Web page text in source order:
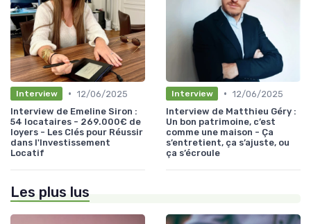
Interview • 12/06/2025
Interview de Emeline Siron :
54 locataires - 269.000€ de
loyers - Les Clés pour Réussir
dans l'Investissement
Locatif
Interview • 12/06/2025
Interview de Matthieu Géry :
Un bon patrimoine, c’est
comme une maison - Ça
s’entretient, ça s’ajuste, ou
ça s’écroule
Les plus lus